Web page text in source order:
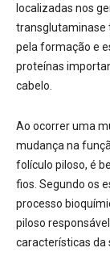
localizadas nos
transglutaminase
pela formação e
proteínas
cabelo.
Ao ocorrer uma
mudança na
folículo piloso, é
fios. Segundo os
processo
piloso
características da